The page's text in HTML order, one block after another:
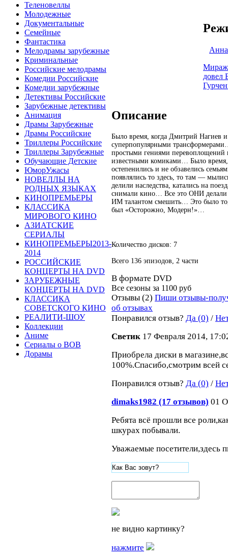
Теленовеллы
Молодежные
Документальные
Семейные
Фантастика
Мелодрамы зарубежные
Криминальные
Российские мелодрамы
Комедии Российские
Комедии зарубежные
Детективы Российские
Зарубежные детективы
Анимация
Драмы Зарубежные
Драмы Российские
Триллеры Российские
Триллеры Зарубежные
Обучающие Детские
ЮморУжасы
НОВЕЛЛЫ НА
РОДНЫХ ЯЗЫКАХ
КИНОПРЕМЬЕРЫ
КЛАССИКА
МИРОВОГО КИНО
АЗИАТСКИЕ
СЕРИАЛЫ
КИНОПРЕМЬЕРЫ2013-
2014
РОССИЙСКИЕ
КОНЦЕРТЫ НА DVD
ЗАРУБЕЖНЫЕ
КОНЦЕРТЫ НА DVD
КЛАССИКА
СОВЕТСКОГО КИНО
РЕАЛИТИ-ШОУ
Коллекции
Аниме
Сериалы о ВОВ
Дорамы
Мираж
довел
Описание
Было время, когда Дмитрий Нагиев
суперпопулярными
простыми гениями
известными комиками… Было
остепенились и не обзавелись
появлялись то здесь, то там —
делили наследства, катались на
снимали кино… Все это ОНИ
ИМ талантом смешить… Это было
был «Осторожно, Модерн!»…
Количество дисков: 7
Всего 136 эпизодов, 2 части
В формате DVD
Все сезоны за 1100 руб
Отзывы (2) Пиши отзывы-
об отзывах
Понравился отзыв? Да (0) /
Светик 17 Февраля 2014,
Приобрела диски в
100%.Спасибо,смотрим всей
Понравился отзыв? Да (0) /
dimaks1982 (17 отзывов) 01
Ребята всё прошли все
шкурах побывали.
Уважаемые посетители,здесь
не видно картинку?
нажмите